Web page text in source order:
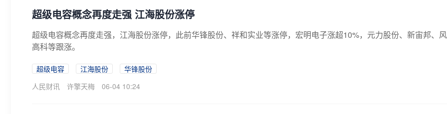
超级电容概念再度走强 江海股份涨停
超级电容概念再度走强，江海股份涨停，此前华锋股份、祥和实业等涨停，宏明电子涨超10%，元力股份、新宙邦、
高科等跟涨。
超级电容 江海股份
华锋股份
人民财讯
许擎天梅 06-04 10:24